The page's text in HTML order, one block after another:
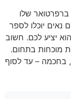
ברפרטואר שלו
נאים יוכלו לספר
יציע לכם. חשוב
מוכחות בתחום.
בחכמה – עד לסוף